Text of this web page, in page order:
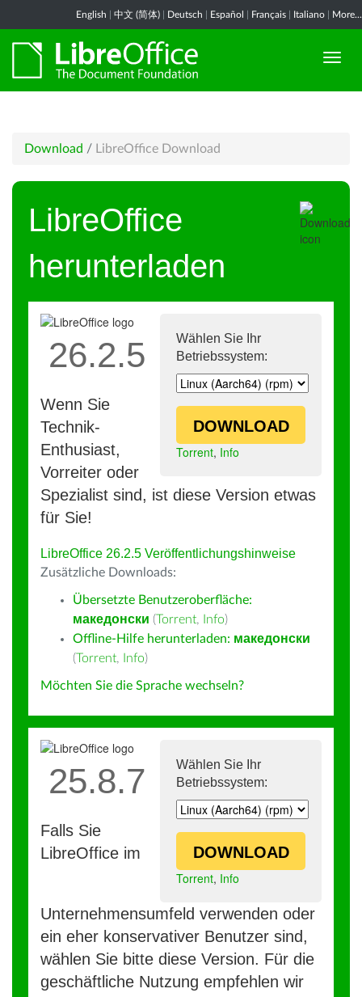
English 中文 (简体) Deutsch Español Français Italiano More...
Download / LibreOffice Download
LibreOffice
herunterladen
Wählen Sie Ihr
Betriebssystem:
DOWNLOAD
Torrent, Info
26.2.5
Wenn Sie
Technik-
Enthusiast,
Vorreiter oder
Spezialist sind, ist diese Version etwas
für Sie!
LibreOffice 26.2.5 Veröffentlichungshinweise
Zusätzliche Downloads:
Übersetzte Benutzeroberfläche:
македонски (Torrent, Info)
Offline-Hilfe herunterladen: македонски
(Torrent, Info)
Möchten Sie die Sprache wechseln?
Wählen Sie Ihr
Betriebssystem:
DOWNLOAD
Torrent, Info
25.8.7
Falls Sie
LibreOffice im
Unternehmensumfeld verwenden oder
ein eher konservativer Benutzer sind,
wählen Sie bitte diese Version. Für die
geschäftliche Nutzung empfehlen wir